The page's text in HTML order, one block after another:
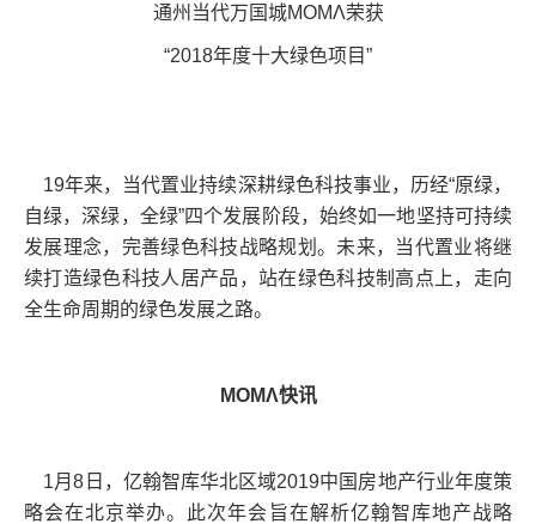
通州当代万国城MOMΛ荣获
“2018年度十大绿色项目”
19年来，当代置业持续深耕绿色科技事业，历经“原绿，
自绿，深绿，全绿”四个发展阶段，始终如一地坚持可持续
发展理念，完善绿色科技战略规划。未来，当代置业将继
续打造绿色科技人居产品，站在绿色科技制高点上，走向
全生命周期的绿色发展之路。
MOMΛ快讯
1月8日，亿翰智库华北区域2019中国房地产行业年度策
略会在北京举办。此次年会旨在解析亿翰智库地产战略